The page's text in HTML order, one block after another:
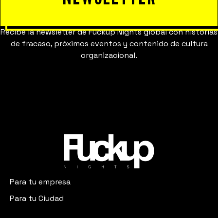
Recibe la newsletter de Fuckup Nights global con historias
de fracaso, próximos eventos y contenido de cultura
organizacional.
Para tu empresa
Para tu Ciudad